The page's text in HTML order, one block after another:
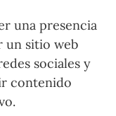
una presencia
un sitio web
sociales y
contenido